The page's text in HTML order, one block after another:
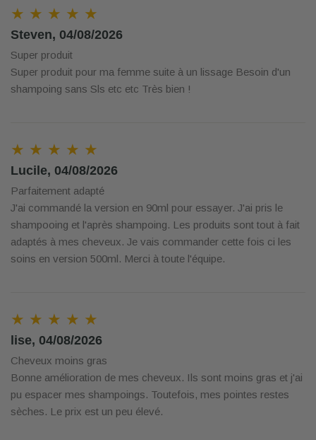
★ ★ ★ ★ ★
Steven, 04/08/2026
Super produit
Super produit pour ma femme suite à un lissage Besoin d'un
shampoing sans Sls etc etc Très bien !
★ ★ ★ ★ ★
Lucile, 04/08/2026
Parfaitement adapté
J'ai commandé la version en 90ml pour essayer. J'ai pris le
shampooing et l'après shampoing. Les produits sont tout à fait
adaptés à mes cheveux. Je vais commander cette fois ci les
soins en version 500ml. Merci à toute l'équipe.
★ ★ ★ ★ ★
lise, 04/08/2026
Cheveux moins gras
Bonne amélioration de mes cheveux. Ils sont moins gras et j'ai
pu espacer mes shampoings. Toutefois, mes pointes restes
sèches. Le prix est un peu élevé.